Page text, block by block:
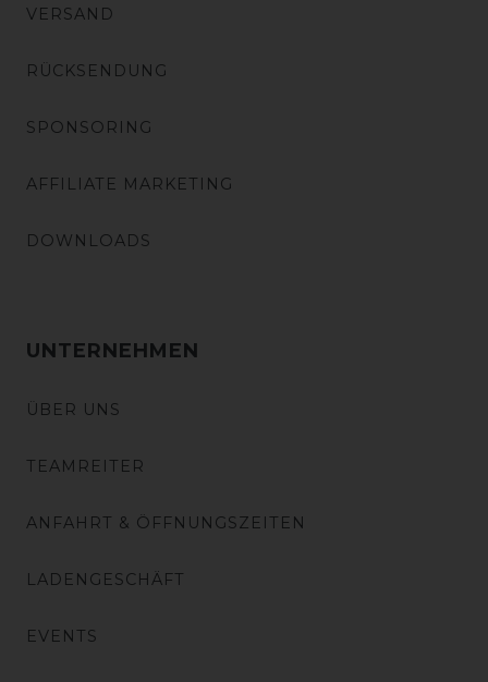
VERSAND
RÜCKSENDUNG
SPONSORING
AFFILIATE MARKETING
DOWNLOADS
UNTERNEHMEN
ÜBER UNS
TEAMREITER
ANFAHRT & ÖFFNUNGSZEITEN
LADENGESCHÄFT
EVENTS